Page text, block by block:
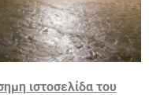
ιστοσελίδα του